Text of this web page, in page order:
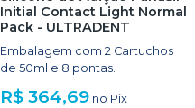
Initial Contact Light Normal
Pack - ULTRADENT
Embalagem com 2 Cartuchos
de 50ml e 8 pontas.
R$ 364,69 no Pix